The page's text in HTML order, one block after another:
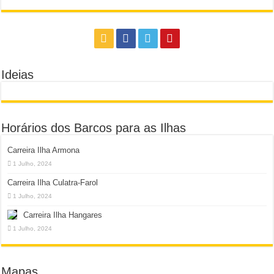
Ideias
Horários dos Barcos para as Ilhas
Carreira Ilha Armona
1 Julho, 2024
Carreira Ilha Culatra-Farol
1 Julho, 2024
Carreira Ilha Hangares
1 Julho, 2024